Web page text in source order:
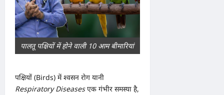
पालतू पक्षियों में होने वाली 10 आम बीमारियां
पक्षियों (Birds) में श्वसन रोग यानी
Respiratory Diseasesएक गंभीर समस्या है,